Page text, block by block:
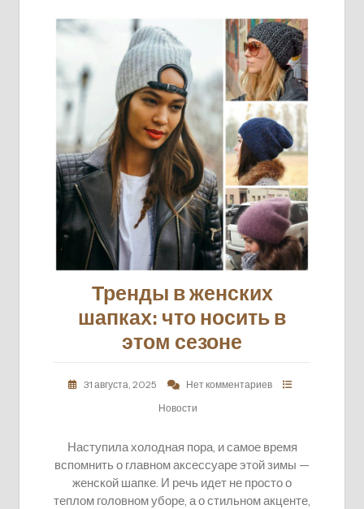
Тренды в женских
шапках: что носить в
этом сезоне
31 августа, 2025
Нет комментариев
Новости
Наступила холодная пора, и самое время
вспомнить о главном аксессуаре этой зимы —
женской шапке. И речь идет не просто о
теплом головном уборе, а о стильном акценте,